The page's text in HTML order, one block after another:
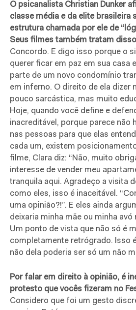
O psicanalista Christian Dunker
classe média e da elite brasileira
estrutura chamada por ele de
Seus filmes também tratam
Concordo. E digo isso porque o
querer ficar em paz em sua casa
parte de um novo condomínio
em inferno. O direito de ela dizer
pouco sarcástica, mas muito
Hoje, quando você define e
inacreditável, porque parece não
nas pessoas para que elas
cada um, existem
filme, Clara diz: “Não, muito
interesse de vender meu
tranquila aqui. Agradeço a visita
como eles, isso é inaceitável.
uma opinião?!”. E eles ainda
deixaria minha mãe ou minha avó
Um ponto de vista que não só é
completamente retrógrado. Isso
não dela poderia ser só um não
Por falar em direito à opinião, é
protesto que vocês fizeram no
Considero que foi um gesto